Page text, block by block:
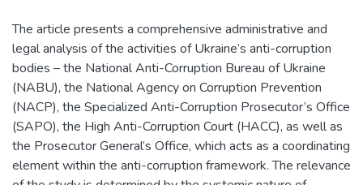
The article presents a comprehensive administrative and
legal analysis of the activities of Ukraine’s anti-corruption
bodies – the National Anti-Corruption Bureau of Ukraine
(NABU), the National Agency on Corruption Prevention
(NACP), the Specialized Anti-Corruption Prosecutor’s Office
(SAPO), the High Anti-Corruption Court (HACC), as well as
the Prosecutor General’s Office, which acts as a coordinating
element within the anti-corruption framework. The relevance